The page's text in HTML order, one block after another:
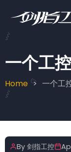
main
content
一个工
Home 一个工
By 剑指工控